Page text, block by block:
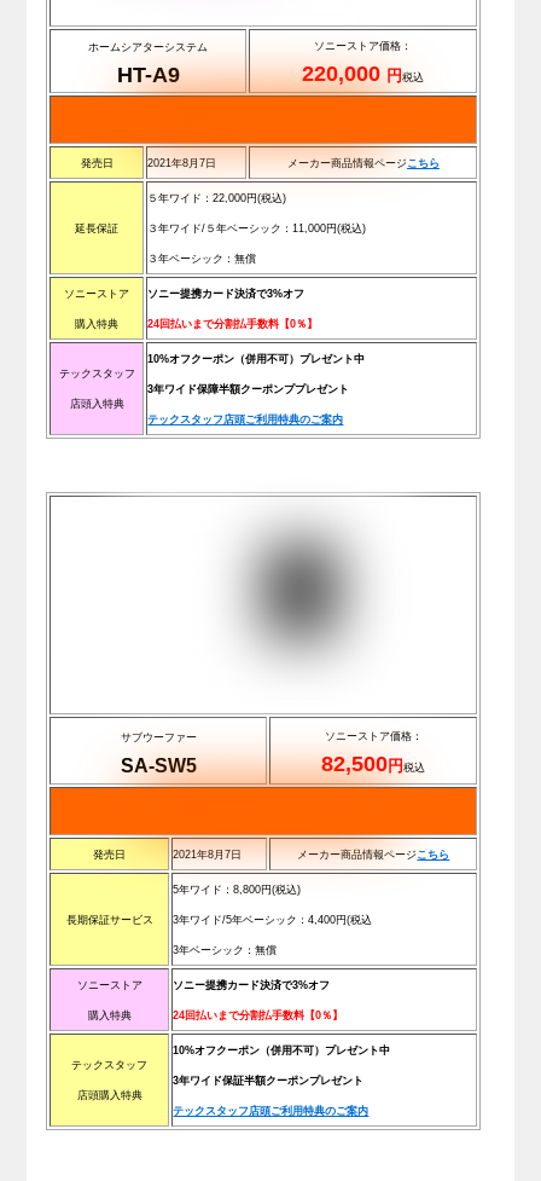
ホームシアターシステム
HT-A9
ソニーストア価格：
220,000 円税込
発売日 2021年8月7日 メーカー商品情報ページこちら
延長保証
５年ワイド：22,000円(税込)
３年ワイド/ ５年ベーシック：11,000円(税込)
３年ベーシック：無償
ソニーストア
購入特典
ソニー提携カード決済で3%オフ
24回払いまで分割払手数料【0％】
テックスタッフ
店頭入特典
10%オフクーポン（併用不可）プレゼント中
3年ワイド保障半額クーポンププレゼント
テックスタッフ店頭ご利用特典のご案内
サブウーファー
SA-SW5
ソニーストア価格：
82,500円税込
発売日 2021年8月7日 メーカー商品情報ページこちら
長期保証サービス
5年ワイド：8,800円(税込)
3年ワイド/5年ベーシック：4,400円(税込
3年ベーシック：無償
ソニーストア
購入特典
ソニー提携カード決済で3%オフ
24回払いまで分割払手数料【0％】
テックスタッフ
店頭購入特典
10%オフクーポン（併用不可）プレゼント中
3年ワイド保証半額クーポンプレゼント
テックスタッフ店頭ご利用特典のご案内